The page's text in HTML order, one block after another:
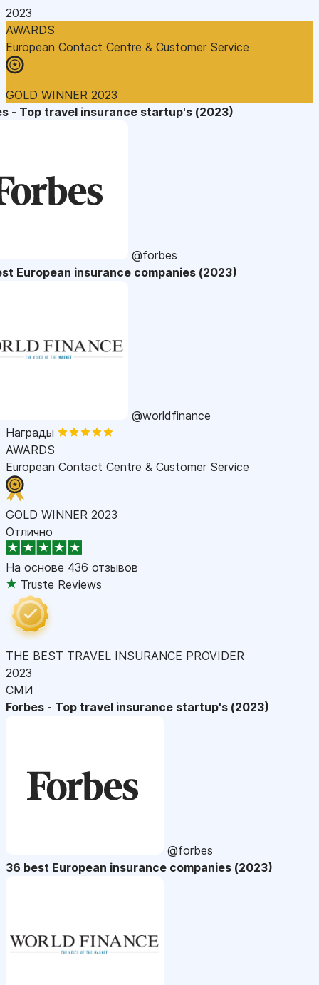
2023
AWARDS
European Contact Centre & Customer Service
GOLD WINNER 2023
- Top travel insurance startup's (2023)
@forbes
European insurance companies (2023)
@worldfinance
Награды
AWARDS
European Contact Centre & Customer Service
GOLD WINNER 2023
Отлично
На основе 436 отзывов
Truste Reviews
THE BEST TRAVEL INSURANCE PROVIDER
2023
СМИ
Forbes - Top travel insurance startup's (2023)
@forbes
36 best European insurance companies (2023)